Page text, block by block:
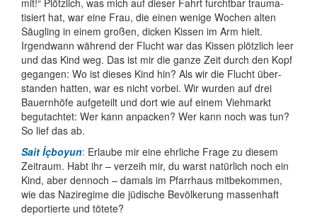
mit!“ Plötzlich, was mich auf dieser Fahrt furchtbar trauma­
tisiert hat, war eine Frau, die einen wenige Wochen alten
Säugling in einem großen, dicken Kissen im Arm hielt.
Irgendwann während der Flucht war das Kissen plötzlich leer
und das Kind weg. Das ist mir die ganze Zeit durch den Kopf
gegangen: Wo ist dieses Kind hin? Als wir die Flucht über­
standen hatten, war es nicht vorbei. Wir wurden auf drei
Bauernhöfe aufgeteilt und dort wie auf einem Viehmarkt
begutachtet: Wer kann anpacken? Wer kann noch was tun?
So lief das ab.
Sait İçboyun: Erlaube mir eine ehrliche Frage zu diesem
Zeitraum. Habt ihr – verzeih mir, du warst natürlich noch ein
Kind, aber dennoch – damals im Pfarrhaus mitbekommen,
wie das Naziregime die jüdische Bevölkerung massenhaft
deportierte und tötete?